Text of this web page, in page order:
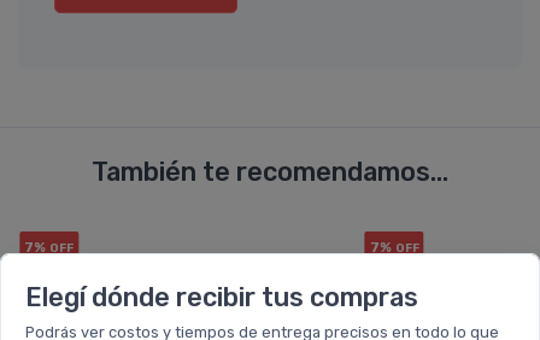
Elegí dónde recibir tus compras
Podrás ver costos y tiempos de entrega precisos en todo lo que
También te recomendamos...
7% OFF 7% OFF